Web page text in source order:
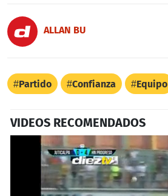
ALLAN BU
Partido Confianza Equipo
VIDEOS RECOMENDADOS